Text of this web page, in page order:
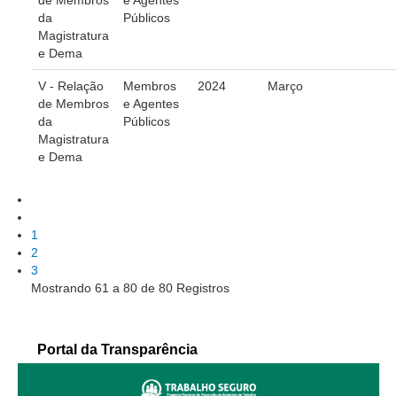
Calendário de Eventos
Calendário de Eventos passados
Calendário das Correições
Calendário de Suspensão
Calendário da Justiça Itinerante
e-Doc
Guias de recolhimento
da
Magistratura
e Dema
Públicos
V - Relação
de Membros
da
Magistratura
e Dema
Membros
e Agentes
Públicos
2024 Março
1
2
3
Mostrando 61 a 80 de 80 Registros
Portal da Transparência